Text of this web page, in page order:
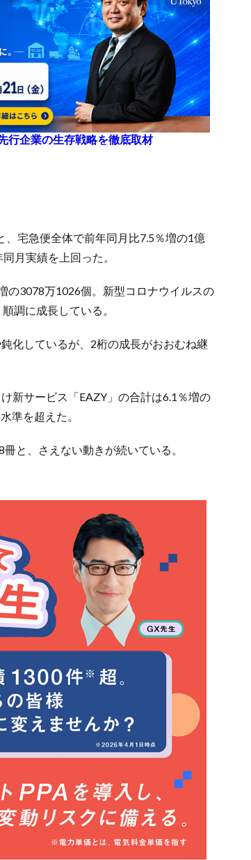
行企業の生存戦略を徹底取材
宅急便全体で前年同月比7.5％増の1億
月実績を上回った。
の3078万1026個。新型コロナウイルスの
調に成長している。
化しているが、2桁の成長がおおむね継
新サービス「EAZY」の合計は6.1％増の
準を超えた。
と、さえない動きが続いている。